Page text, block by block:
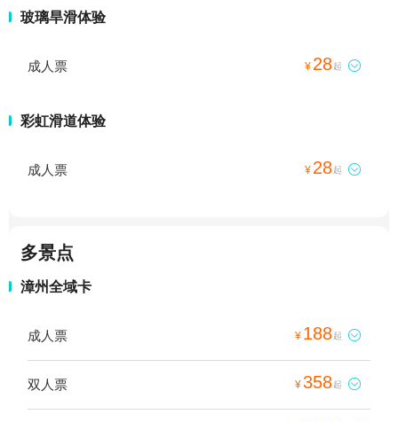
玻璃旱滑体验
成人票 ¥ 28起 
彩虹滑道体验
成人票 ¥ 28起 
多景点
漳州全域卡
成人票 ¥ 188起 
双人票 ¥358起 